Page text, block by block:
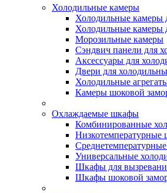
Холодильные камеры
Холодильные камеры
Холодильные камеры
Морозильные камеры
Сэндвич панели для
Аксессуары для
Двери для
Холодильные
Камеры шоковой
Охлаждаемые шкафы
Комбинированные
Низкотемпературные
Универсальные
Шкафы для
Шкафы шоковой